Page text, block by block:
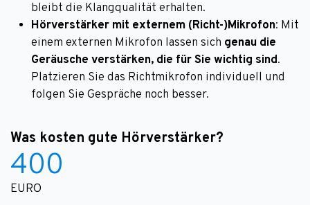
bleibt die Klangqualität erhalten.
Hörverstärker mit externem (Richt-)Mikrofon: Mit
einem externen Mikrofon lassen sich genau die
Geräusche verstärken, die für Sie wichtig sind.
Platzieren Sie das Richtmikrofon individuell und
folgen Sie Gespräche noch besser.
Was kosten gute Hörverstärker?
400
EURO